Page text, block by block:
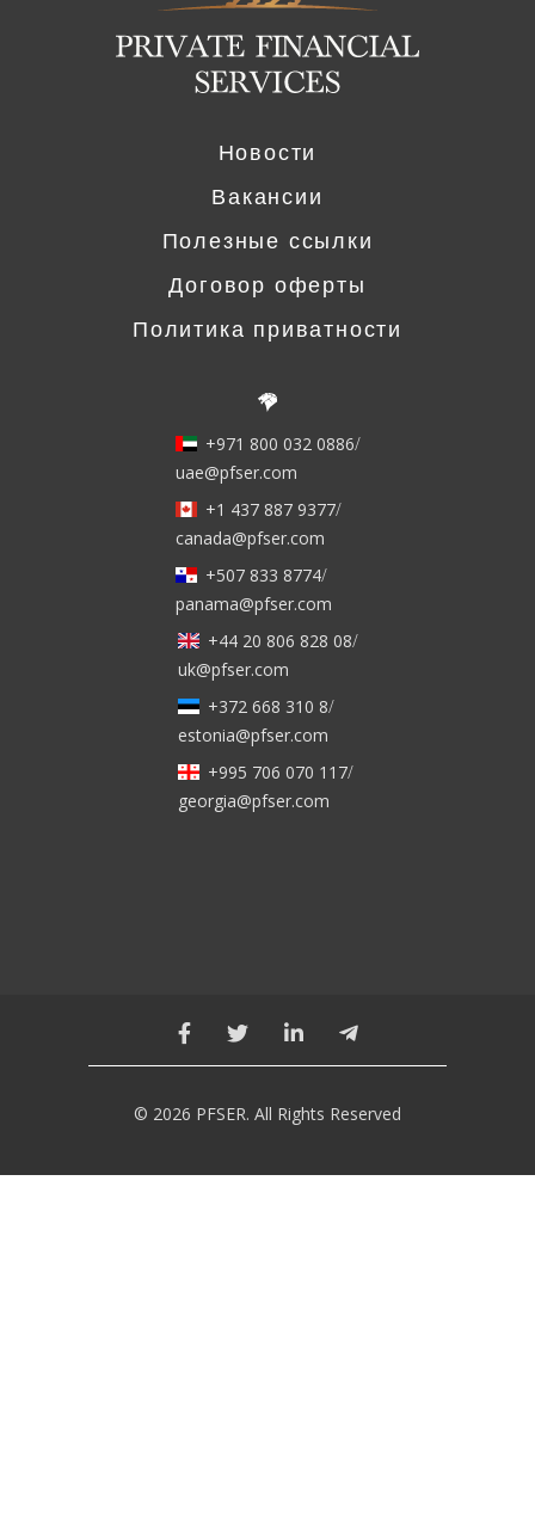
Новости
Вакансии
Полезные ссылки
Договор оферты
Политика приватности
+971 800 032 0886/
uae@pfser.com
+1 437 887 9377/
canada@pfser.com
+507 833 8774/
panama@pfser.com
+44 20 806 828 08/
uk@pfser.com
+372 668 310 8/
estonia@pfser.com
+995 706 070 117/
georgia@pfser.com
© 2026 PFSER. All Rights Reserved